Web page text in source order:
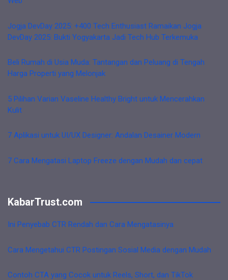
Jogja DevDay 2025: +400 Tech Enthusiast Ramaikan Jogja
DevDay 2025: Bukti Yogyakarta Jadi Tech Hub Terkemuka
Beli Rumah di Usia Muda: Tantangan dan Peluang di Tengah
Harga Properti yang Melonjak
5 Pilihan Varian Vaseline Healthy Bright untuk Mencerahkan
Kulit
7 Aplikasi untuk UI/UX Designer: Andalan Desainer Modern
7 Cara Mengatasi Laptop Freeze dengan Mudah dan cepat
KabarTrust.com
Ini Penyebab CTR Rendah dan Cara Mengatasinya
Cara Mengetahui CTR Postingan Sosial Media dengan Mudah
Contoh CTA yang Cocok untuk Reels, Short, dan TikTok